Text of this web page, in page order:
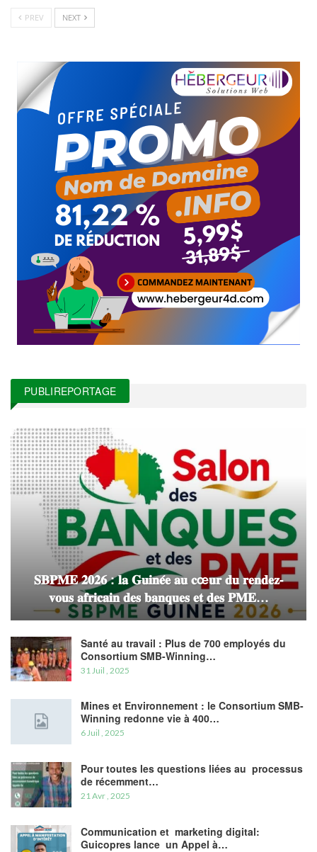
PREV NEXT
PUBLIREPORTAGE
𝐒𝐁𝐏𝐌𝐄 𝟐𝟎𝟐𝟔 : 𝐥𝐚 𝐆𝐮𝐢𝐧𝐞́𝐞 𝐚𝐮 𝐜œ𝐮𝐫 𝐝𝐮 𝐫𝐞𝐧𝐝𝐞𝐳-
𝐯𝐨𝐮𝐬 𝐚𝐟𝐫𝐢𝐜𝐚𝐢𝐧 𝐝𝐞𝐬 𝐛𝐚𝐧𝐪𝐮𝐞𝐬 𝐞𝐭 𝐝𝐞𝐬 𝐏𝐌𝐄…
Santé au travail : Plus de 700 employés du
Consortium SMB-Winning…
31 Juil , 2025
Mines et Environnement : le Consortium SMB-
Winning redonne vie à 400…
6 Juil , 2025
Pour toutes les questions liées au processus
de récemment…
21 Avr , 2025
Communication et marketing digital:
Guicopres lance un Appel à…